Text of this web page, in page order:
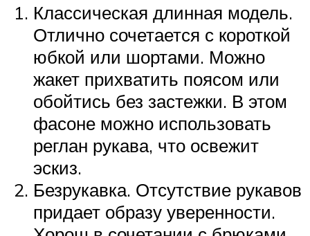
Классическая длинная модель.
Отлично сочетается с короткой
юбкой или шортами. Можно
жакет прихватить поясом или
обойтись без застежки. В этом
фасоне можно использовать
реглан рукава, что освежит
эскиз.
Безрукавка. Отсутствие рукавов
придает образу уверенности.